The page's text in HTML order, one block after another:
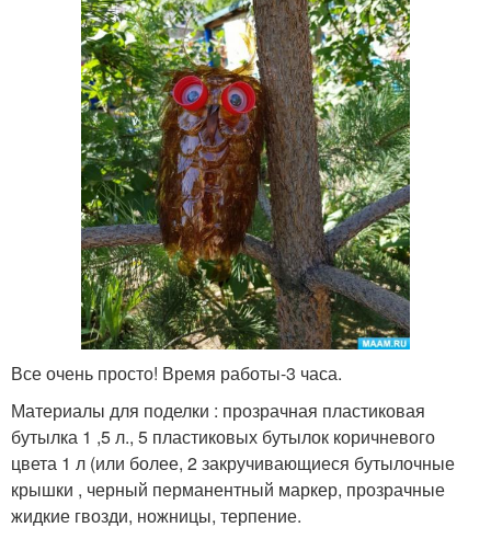
Все очень просто! Время работы-3 часа.
Материалы для поделки : прозрачная пластиковая
бутылка 1 ,5 л., 5 пластиковых бутылок коричневого
цвета 1 л (или более, 2 закручивающиеся бутылочные
крышки , черный перманентный маркер, прозрачные
жидкие гвозди, ножницы, терпение.